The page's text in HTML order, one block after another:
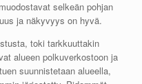
selkeän pohjan
ja näkyvyys on hyvä.
toki tarkkuuttakin
alueen polkuverkostoon ja
suunnistetaan alueella,